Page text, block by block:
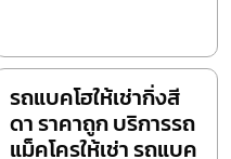
รถแบคโฮให้เช่ากิ่งสี
ดา ราคาถูก บริการรถ
แม็คโครให้เช่า รถแบค